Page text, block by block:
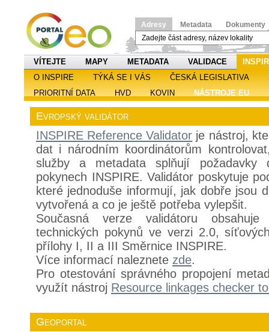
Adresy Metadata Dokumenty
VÍTEJTE MAPY METADATA VALIDACE
O INSPIRE
TÝKÁ SE I VÁS ČESKÁ LEGISLATIVA
PRIORITNÍ DATA
HVD KOVIN NÁSTROJE EU
Evropský validátor
INSPIRE Reference Validator je nástroj,
dat i národním koordinátorům
služby a metadata splňují požadavky
pokynech INSPIRE. Validátor poskytuje
které jednoduše informují, jak dobře jsou
vytvořená a co je ještě potřeba vylepšit.
Současná verze validátoru
technických pokynů ve verzi 2.0,
přílohy I, II a III Směrnice INSPIRE.
Více informací naleznete zde.
Pro otestování správného propojení
využít nástroj Resource linkages checker
Geoportal